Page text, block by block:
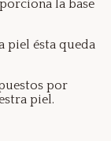
la base
piel ésta queda
por
piel.